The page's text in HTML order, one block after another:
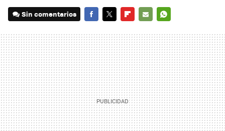
Sin comentarios
MAIL